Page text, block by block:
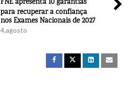
FNE apresenta 10 garantias
para recuperar a confiança
nos Exames Nacionais de 2027
4.agosto